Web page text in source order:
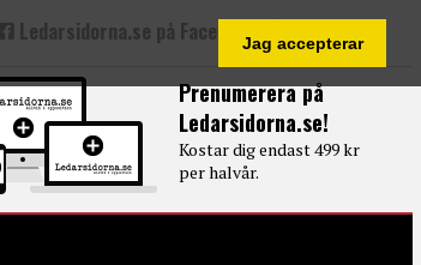
Jag accepterar
Prenumerera på
Ledarsidorna.se!
Kostar dig endast 499 kr
per halvår.
Ledarsidorna.se på Facebook